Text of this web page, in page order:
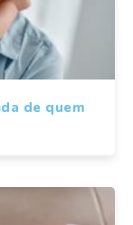
de quem